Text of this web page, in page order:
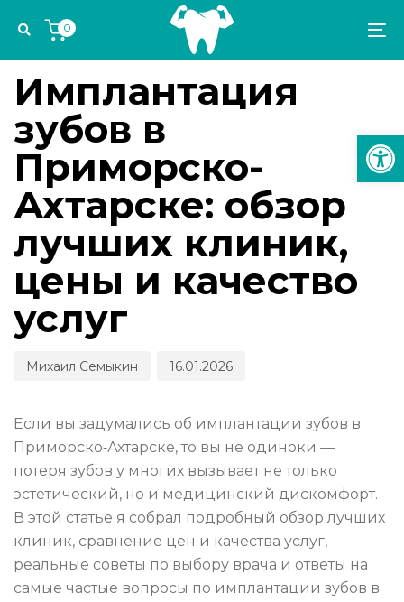
links
navigation
Skip
content
0
IN:
СТОМАТОЛОГИЧЕСКИЕ КАНИКУЛЫ
Имплантация
зубов в
Приморско-
Ахтарске: обзор
лучших клиник,
цены и качество
услуг
Михаил Семыкин
on:
16.01.2026
Если вы задумались об имплантации зубов в
Приморско‑Ахтарске, то вы не одиноки —
потеря зубов у многих вызывает не только
эстетический, но и медицинский дискомфорт.
В этой статье я собрал подробный обзор лучших
клиник, сравнение цен и качества услуг,
реальные советы по выбору врача и ответы на
самые частые вопросы по имплантации зубов в